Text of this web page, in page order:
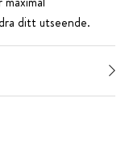
ditt utseende.